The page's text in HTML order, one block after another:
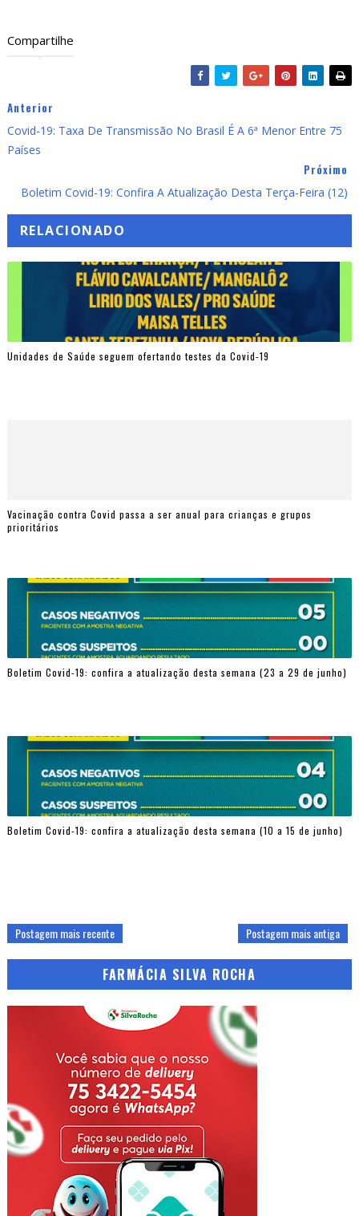
Compartilhe
Anterior
Covid-19: Taxa De Transmissão No Brasil É A 6ª Menor Entre 75
Países
Próximo
Boletim Covid-19: Confira A Atualização Desta Terça-Feira (12)
RELACIONADO
Unidades de Saúde seguem ofertando testes da Covid-19
Vacinação contra Covid passa a ser anual para crianças e grupos
prioritários
Boletim Covid-19: confira a atualização desta semana (23 a 29 de junho)
Boletim Covid-19: confira a atualização desta semana (10 a 15 de junho)
Postagem mais recente Postagem mais antiga
FARMÁCIA SILVA ROCHA